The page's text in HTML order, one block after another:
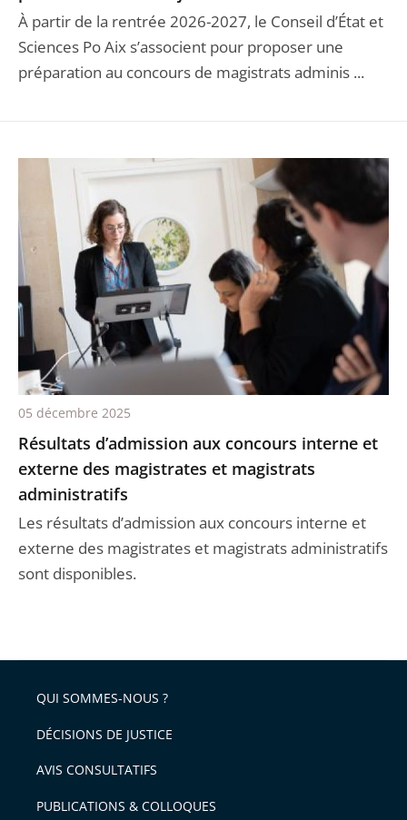
À partir de la rentrée 2026-2027, le Conseil d’État et
Sciences Po Aix s’associent pour proposer une
préparation au concours de magistrats adminis ...
Résultats d’admission aux concours interne et
externe des magistrates et magistrats
administratifs
Les résultats d’admission aux concours interne et
externe des magistrates et magistrats administratifs
sont disponibles.
05 décembre 2025
QUI SOMMES-NOUS ?
DÉCISIONS DE JUSTICE
AVIS CONSULTATIFS
PUBLICATIONS & COLLOQUES